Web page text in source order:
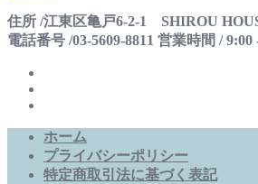
住所 /江東区亀戸6-2-1 SHIROU
電話番号 /03-5609-8811 営業時間 / 9:00
ホーム
プライバシーポリシー
特定商取引法に基づく表記